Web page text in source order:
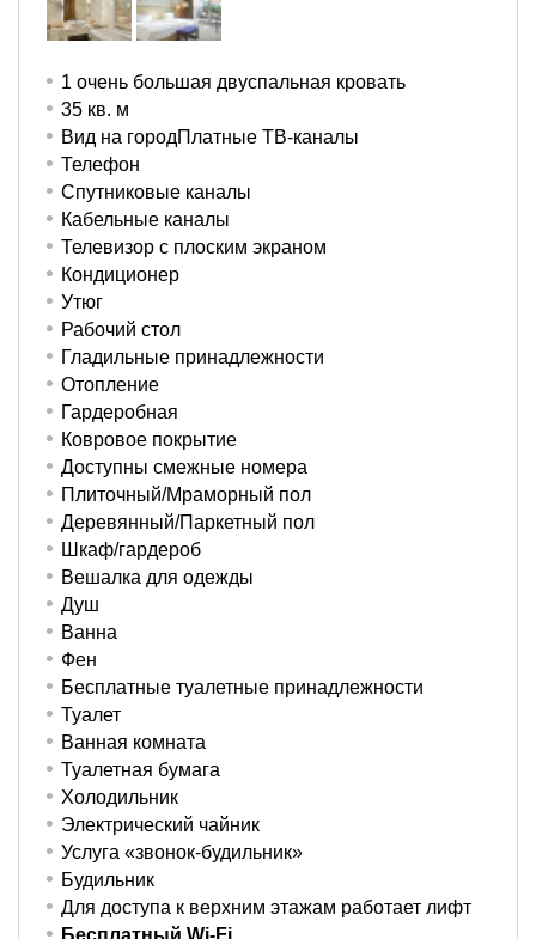
1 очень большая двуспальная кровать
35 кв. м
Вид на городПлатные ТВ-каналы
Телефон
Спутниковые каналы
Кабельные каналы
Телевизор с плоским экраном
Кондиционер
Утюг
Рабочий стол
Гладильные принадлежности
Отопление
Гардеробная
Ковровое покрытие
Доступны смежные номера
Плиточный/Мраморный пол
Деревянный/Паркетный пол
Шкаф/гардероб
Вешалка для одежды
Душ
Ванна
Фен
Бесплатные туалетные принадлежности
Туалет
Ванная комната
Туалетная бумага
Холодильник
Электрический чайник
Услуга «звонок-будильник»
Будильник
Для доступа к верхним этажам работает лифт
Бесплатный Wi-Fi